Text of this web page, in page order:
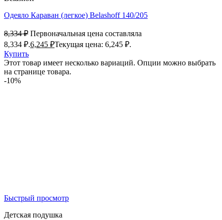
Одеяло Караван (легкое) Belashoff 140/205
8,334₽ Первоначальная цена составляла
8,334 ₽.6,245 ₽Текущая цена: 6,245 ₽.
Купить
Этот товар имеет несколько вариаций. Опции можно выбрать
на странице товара.
-10%
Быстрый просмотр
Детская подушка